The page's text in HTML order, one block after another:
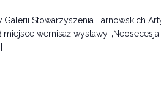
Stowarzyszenia Tarnowskich
wernisaż wystawy